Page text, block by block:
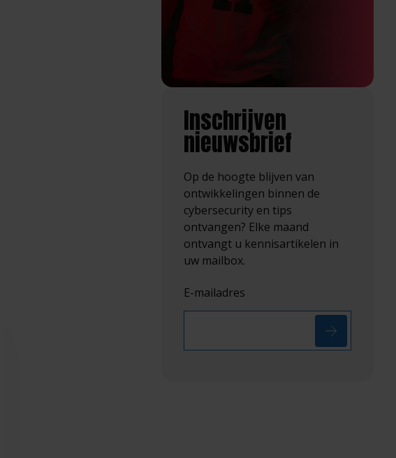
Inschrijven
nieuwsbrief
Op de hoogte blijven van
ontwikkelingen binnen de
cybersecurity en tips
ontvangen? Elke maand
ontvangt u kennisartikelen in
uw mailbox.
E-mailadres